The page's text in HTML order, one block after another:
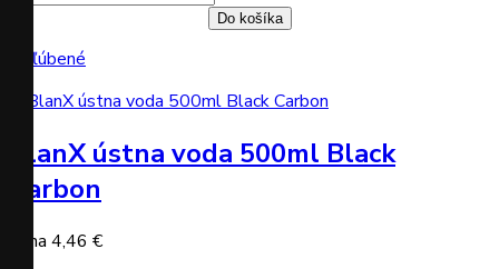
Do košíka
Obľúbené
BlanX ústna voda 500ml Black
Carbon
Cena 4,46 €